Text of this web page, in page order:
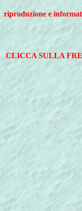
riproduzione e
CLICCA SULLA